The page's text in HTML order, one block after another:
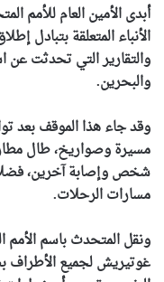
أبدى الأمين العام للأمم
الأنباء المتعلقة بتبادل
والتقارير التي تحدثت
والبحرين.
وقد جاء هذا الموقف بعد
مسيرة وصواريخ، طال
شخص وإصابة آخرين، فضلا
مسارات الرحلات.
ونقل المتحدث باسم الأمم
غوتيريش لجميع